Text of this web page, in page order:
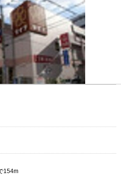
154m